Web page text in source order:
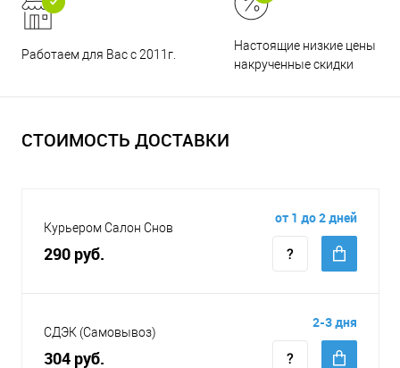
Работаем для Вас с 2011г.
Настоящие низкие цены и
накрученные скидки
СТОИМОСТЬ ДОСТАВКИ
Курьером Салон Снов
290 руб.
от 1 до 2 дней
СДЭК (Самовывоз)
304 руб.
2-3 дня